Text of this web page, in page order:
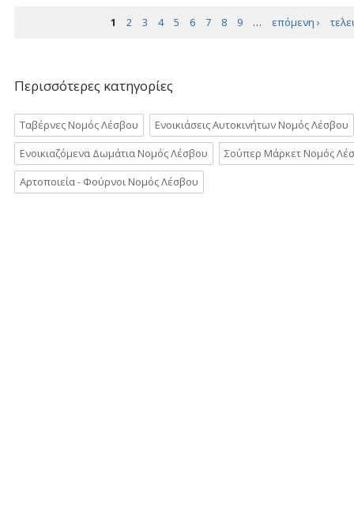
1 2 3 4 5 6 7 8 9 … επόμενη ›
Περισσότερες κατηγορίες
Ταβέρνες Νομός Λέσβου
Ενοικιάσεις Αυτοκινήτων Νομός Λέσβου
Ενοικιαζόμενα Δωμάτια Νομός Λέσβου
Σούπερ Μάρκετ Νομός
Αρτοποιεία - Φούρνοι Νομός Λέσβου